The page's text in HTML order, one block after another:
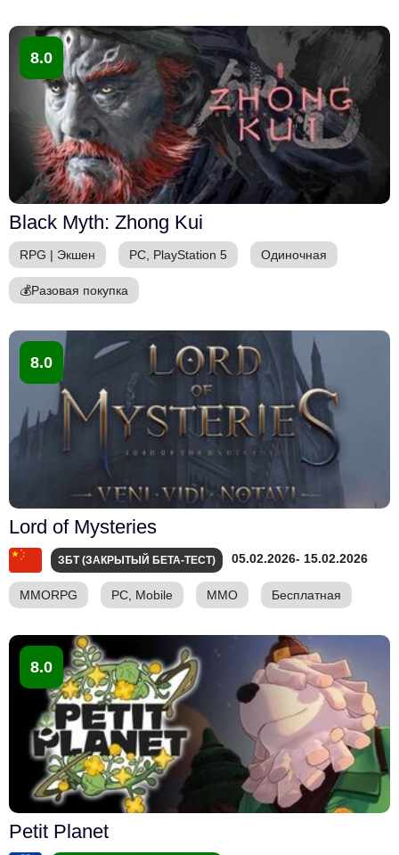
8.0
Black Myth: Zhong Kui
RPG | Экшен PC, PlayStation 5 Одиночная
💰Разовая покупка
8.0
Lord of Mysteries
ЗБТ (ЗАКРЫТЫЙ БЕТА-ТЕСТ) 05.02.2026- 15.02.2026
MMORPG PC, Mobile ММО Бесплатная
8.0
Petit Planet